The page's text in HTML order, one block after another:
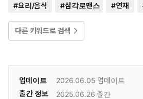
#요리/음식 #삼각로맨스 #연재
다른 키워드로 검색
업데이트 2026.06.05 업데이트
출간 정보
2025.06.26 출간